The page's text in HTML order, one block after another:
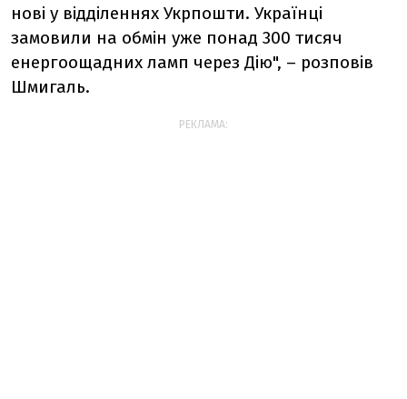
нові у відділеннях Укрпошти. Українці
замовили на обмін уже понад 300 тисяч
енергоощадних ламп через Дію", – розповів
Шмигаль.
РЕКЛАМА: